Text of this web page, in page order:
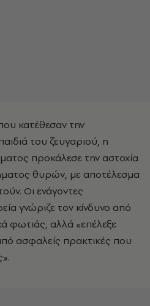
κατέθεσαν την
του ζευγαριού, η
προκάλεσε την αστοχία
θυρών, με αποτέλεσμα
Οι ενάγοντες
γνώριζε τον κίνδυνο από
φωτιάς, αλλά «επέλεξε
ασφαλείς πρακτικές που